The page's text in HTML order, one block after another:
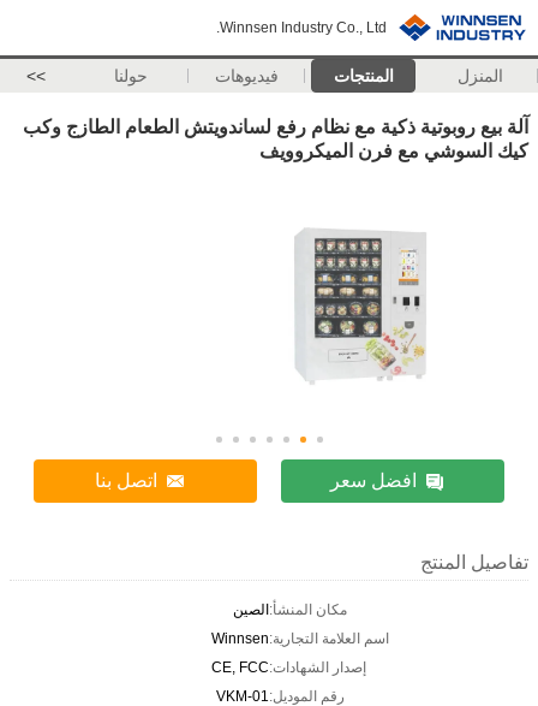
Winnsen Industry Co., Ltd.
المنزل المنتجات فيديوهات حولنا >>
آلة بيع روبوتية ذكية مع نظام رفع لساندويتش الطعام الطازج وكب
كيك السوشي مع فرن الميكروويف
افضل سعر اتصل بنا
تفاصيل المنتج
مكان المنشأ:الصين
اسم العلامة التجارية:Winnsen
إصدار الشهادات:CE, FCC
رقم الموديل:VKM-01